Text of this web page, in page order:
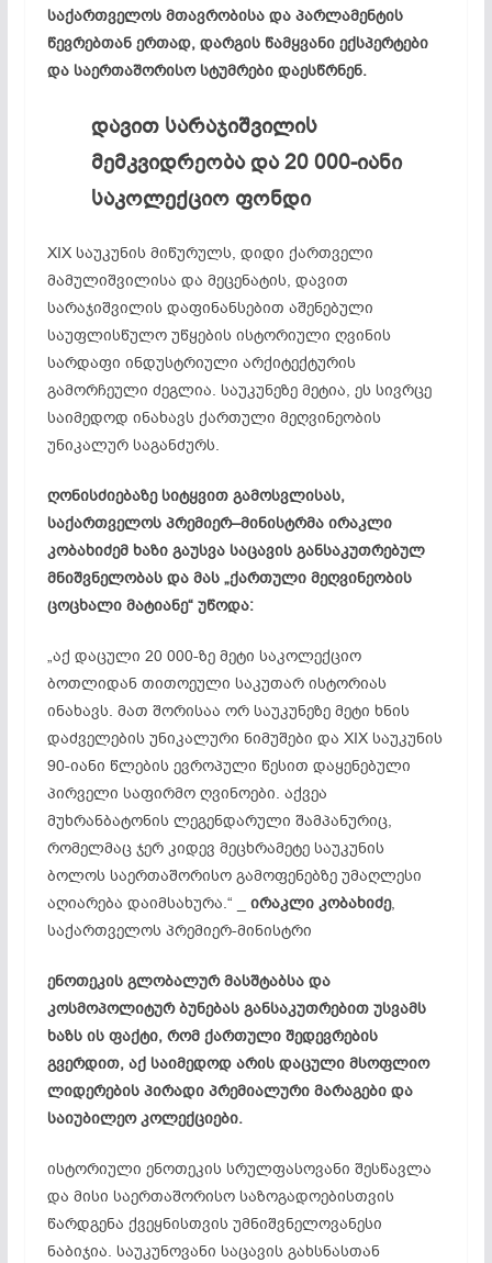
საქართველოს მთავრობისა და პარლამენტის
წევრებთან ერთად, დარგის წამყვანი ექსპერტები
და საერთაშორისო სტუმრები დაესწრნენ.
დავით სარაჯიშვილის
მემკვიდრეობა და20 000-იანი
საკოლექციო ფონდი
XIX საუკუნის მიწურულს, დიდი ქართველი
მამულიშვილისა და მეცენატის, დავით
სარაჯიშვილის დაფინანსებით აშენებული
საუფლისწულო უწყების ისტორიული ღვინის
სარდაფი ინდუსტრიული არქიტექტურის
გამორჩეული ძეგლია. საუკუნეზე მეტია, ეს სივრცე
საიმედოდ ინახავს ქართული მეღვინეობის
უნიკალურ საგანძურს.
ღონისძიებაზე სიტყვით გამოსვლისას,
საქართველოს პრემიერ–მინისტრმა ირაკლი
კობახიძემ ხაზი გაუსვა საცავის განსაკუთრებულ
მნიშვნელობას და მას„ქართული მეღვინეობის
ცოცხალი მატიანე“ უწოდა:
„აქ დაცული 20 000-ზე მეტი საკოლექციო
ბოთლიდან თითოეული საკუთარ ისტორიას
ინახავს. მათ შორისაა ორ საუკუნეზე მეტი ხნის
დაძველების უნიკალური ნიმუშები და XIX საუკუნის
90-იანი წლების ევროპული წესით დაყენებული
პირველი საფირმო ღვინოები. აქვეა
მუხრანბატონის ლეგენდარული შამპანურიც,
რომელმაც ჯერ კიდევ მეცხრამეტე საუკუნის
ბოლოს საერთაშორისო გამოფენებზე უმაღლესი
აღიარება დაიმსახურა.“ _ ირაკლი კობახიძე,
საქართველოს პრემიერ-მინისტრი
ენოთეკის გლობალურ მასშტაბსა და
კოსმოპოლიტურ ბუნებას განსაკუთრებით უსვამს
ხაზს ის ფაქტი, რომ ქართული შედევრების
გვერდით, აქ საიმედოდ არის დაცული მსოფლიო
ლიდერების პირადი პრემიალური მარაგები და
საიუბილეო კოლექციები.
ისტორიული ენოთეკის სრულფასოვანი შესწავლა
და მისი საერთაშორისო საზოგადოებისთვის
წარდგენა ქვეყნისთვის უმნიშვნელოვანესი
ნაბიჯია. საუკუნოვანი საცავის გახსნასთან